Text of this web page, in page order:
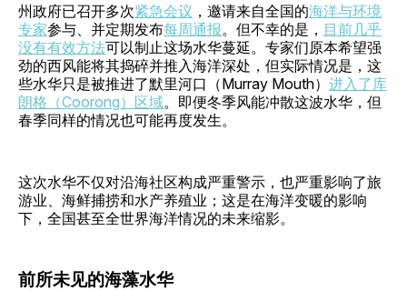
州政府已召开多次紧急会议 ，邀请来自全国的海洋与环境
专家参与、并定期发布每周通报。但不幸的是， 目前几乎
没有有效方法可以制止这场水华蔓延。专家们原本希望强
劲的西风能将其捣碎并推入海洋深处，但实际情况是，这
些水华只是被推进了默里河口（Murray Mouth） 进入了库
朗格（Coorong）区域。即便冬季风能冲散这波水华，但
春季同样的情况也可能再度发生。
这次水华不仅对沿海社区构成严重警示，也严重影响了旅
游业、海鲜捕捞和水产养殖业；这是在海洋变暖的影响
下，全国甚至全世界海洋情况的未来缩影。
前所未见的海藻水华